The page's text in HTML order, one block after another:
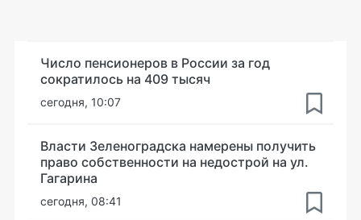
Число пенсионеров в России за год
сократилось на 409 тысяч
сегодня, 10:07
Власти Зеленоградска намерены получить
право собственности на недострой на ул.
Гагарина
сегодня, 08:41